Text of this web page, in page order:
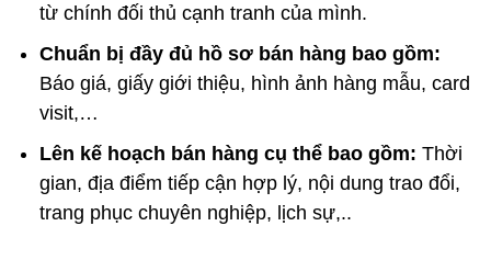
từ chính đối thủ cạnh tranh của mình.
Chuẩn bị đầy đủ hồ sơ bán hàng bao gồm:
Báo giá, giấy giới thiệu, hình ảnh hàng mẫu, card
visit,…
Lên kế hoạch bán hàng cụ thể bao gồm: Thời
gian, địa điểm tiếp cận hợp lý, nội dung trao đổi,
trang phục chuyên nghiệp, lịch sự,..